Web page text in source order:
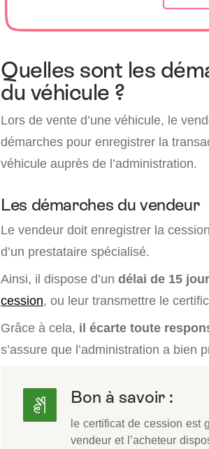
Quelles sont les
du véhicule ?
Lors de vente d’une véhicule, le
démarches pour enregistrer la
véhicule auprès de l’administration.
Les démarches du vendeur
Le vendeur doit enregistrer la
d’un prestataire spécialisé.
Ainsi, il dispose d’un délai de 15
cession, ou leur transmettre le
Grâce à cela, il écarte toute
s’assure que l’administration a bien
Bon à savoir :
le certificat de cession est
vendeur et l’acheteur